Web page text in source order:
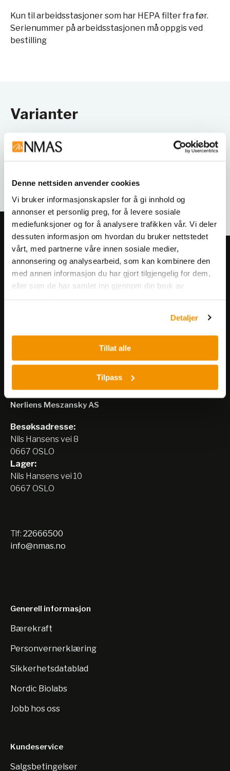
Denne nettsiden anvender cookies
Vi bruker informasjonskapsler for å gi innhold og
annonser et personlig preg, for å levere sosiale
mediefunksjoner og for å analysere trafikken vår. Vi deler
dessuten informasjon om hvordan du bruker nettstedet
vårt, med partnerne våre innen sosiale medier,
annonsering og analysearbeid, som kan kombinere den
med annen informasjon du har gjort tilgjengelig for dem,
eller som de har samlet inn gjennom din bruk av
Detaljer
Tillat alle
Tilpass
Kun til arbeidsstasjoner som har HEPA filter fra før.
Serienummer på arbeidsstasjonen må oppgis ved
bestilling
Varianter
Meld deg på vårt nyhetsbrev!
Få informasjon om produkter,
arrangementer og kampanjer.
Nerliens Meszansky AS
Besøksadresse:
Nils Hansens vei 8
0667 OSLO
Lager:
Nils Hansens vei 10
0667 OSLO
Tlf: 22666500
info@nmas.no
Generell informasjon
Bærekraft
Personvernerklæring
Sikkerhetsdatablad
Nordic Biolabs
Jobb hos oss
Kundeservice
Salgsbetingelser